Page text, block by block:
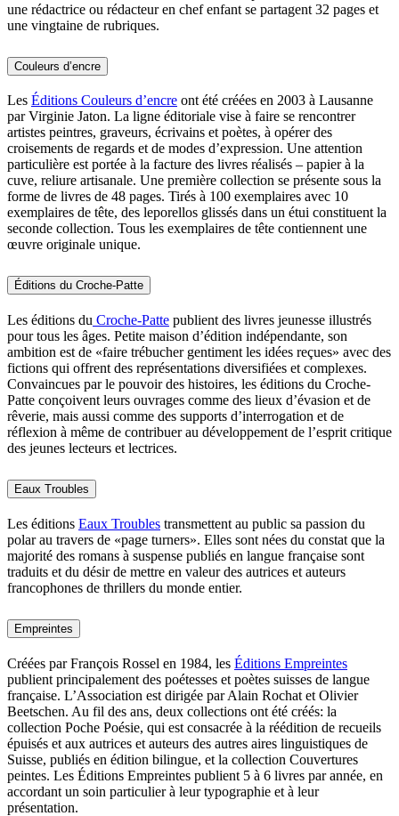
une rédactrice ou rédacteur en chef enfant se partagent 32 pages et
une vingtaine de rubriques.
Couleurs d’encre
Les Éditions Couleurs d’encre ont été créées en 2003 à Lausanne
par Virginie Jaton. La ligne éditoriale vise à faire se rencontrer
artistes peintres, graveurs, écrivains et poètes, à opérer des
croisements de regards et de modes d’expression. Une attention
particulière est portée à la facture des livres réalisés – papier à la
cuve, reliure artisanale. Une première collection se présente sous la
forme de livres de 48 pages. Tirés à 100 exemplaires avec 10
exemplaires de tête, des leporellos glissés dans un étui constituent la
seconde collection. Tous les exemplaires de tête contiennent une
œuvre originale unique.
Éditions du Croche-Patte
Les éditions du Croche-Patte publient des livres jeunesse illustrés
pour tous les âges. Petite maison d’édition indépendante, son
ambition est de «faire trébucher gentiment les idées reçues» avec des
fictions qui offrent des représentations diversifiées et complexes.
Convaincues par le pouvoir des histoires, les éditions du Croche-
Patte conçoivent leurs ouvrages comme des lieux d’évasion et de
rêverie, mais aussi comme des supports d’interrogation et de
réflexion à même de contribuer au développement de l’esprit critique
des jeunes lecteurs et lectrices.
Eaux Troubles
Les éditions Eaux Troubles transmettent au public sa passion du
polar au travers de «page turners». Elles sont nées du constat que la
majorité des romans à suspense publiés en langue française sont
traduits et du désir de mettre en valeur des autrices et auteurs
francophones de thrillers du monde entier.
Empreintes
Créées par François Rossel en 1984, les Éditions Empreintes
publient principalement des poétesses et poètes suisses de langue
française. L’Association est dirigée par Alain Rochat et Olivier
Beetschen. Au fil des ans, deux collections ont été créés: la
collection Poche Poésie, qui est consacrée à la réédition de recueils
épuisés et aux autrices et auteurs des autres aires linguistiques de
Suisse, publiés en édition bilingue, et la collection Couvertures
peintes. Les Éditions Empreintes publient 5 à 6 livres par année, en
accordant un soin particulier à leur typographie et à leur
présentation.